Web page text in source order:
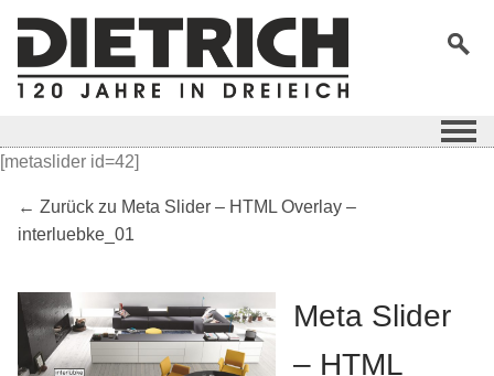
[metaslider id=42]
← Zurück zu Meta Slider – HTML Overlay –
interluebke_01
Meta Slider
– HTML